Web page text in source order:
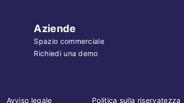
Aziende
Spazio commerciale
Richiedi una demo
Avviso legale Politica sulla riservatezza